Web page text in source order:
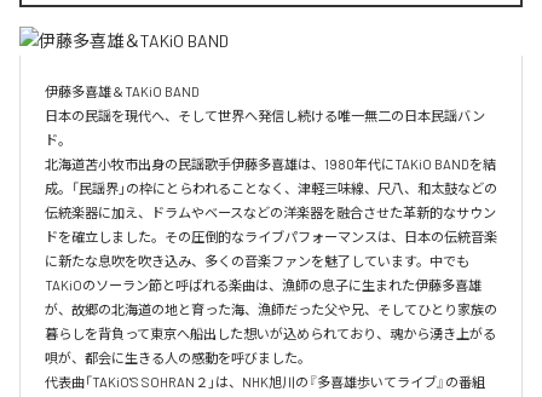
伊藤多喜雄＆TAKiO BAND
日本の民謡を現代へ、そして世界へ発信し続ける唯一無二の日本民謡バン
ド。
北海道苫小牧市出身の民謡歌手伊藤多喜雄は、1980年代にTAKiO BANDを結
成。「民謡界」の枠にとらわれることなく、津軽三味線、尺八、和太鼓などの
伝統楽器に加え、ドラムやベースなどの洋楽器を融合させた革新的なサウン
ドを確立しました。その圧倒的なライブパフォーマンスは、日本の伝統音楽
に新たな息吹を吹き込み、多くの音楽ファンを魅了しています。中でも
TAKiOのソーラン節と呼ばれる楽曲は、漁師の息子に生まれた伊藤多喜雄
が、故郷の北海道の地と育った海、漁師だった父や兄、そしてひとり家族の
暮らしを背負って東京へ船出した想いが込められており、魂から湧き上がる
唄が、都会に生きる人の感動を呼びました。
代表曲「TAKiO'S SOHRAN２」は、NHK旭川の『多喜雄歩いてライブ』の番組